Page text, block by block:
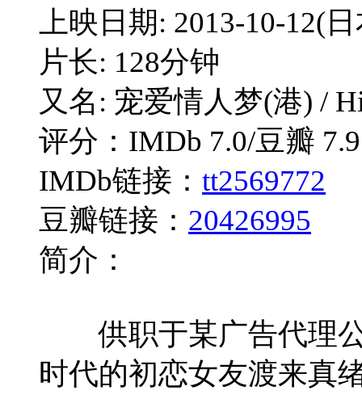
上映日期: 2013-10-12(
片长: 128分钟
又名: 宠爱情人梦(港) /
评分：IMDb 7.0/豆瓣 7.9
IMDb链接： tt2569772
豆瓣链接： 20426995
简介：
供职于某广告代理公
时代的初恋女友渡来真